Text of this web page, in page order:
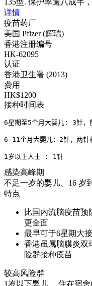
135型. 保护率逾八成半
详情
疫苗药厂
美国 Pfizer (辉瑞)
香港注册编号
HK-62095
认证
香港卫生署 (2013)
费用
HK$1200
接种时间表
6星期至5个月大婴儿: 3针，
6-11个月大婴儿：2针，两针
1岁以上人士 : 1针
感染高峰期
不足一岁的婴儿、16 岁
特点
比国内流脑疫苗预
更全面
最早可于6星期大
香港虽属脑膜炎双
险群接种疫苗
较高风险群
1岁以下婴儿、 住在宿